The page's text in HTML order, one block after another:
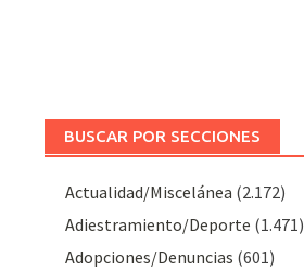
BUSCAR POR SECCIONES
Actualidad/Miscelánea (2.172)
Adiestramiento/Deporte (1.471)
Adopciones/Denuncias (601)